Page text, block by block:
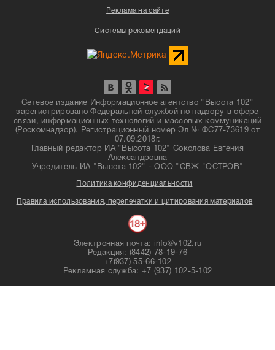
Реклама на сайте
Системы рекомендаций
Сетевое издание Информационное агентство "Высота 102"
зарегистрировано Федеральной службой по надзору в сфере
связи, информационных технологий и массовых коммуникаций
(Роскомнадзор). Регистрационный номер Эл № ФС77-73619 от
07.09.2018г.
Главный редактор ИА "Высота 102" Соколова Евгения
Александровна
Учредитель ИА "Высота 102" - ООО "СВЖ "ОСТРОВ"
Политика конфиденциальности
Правила использования, перепечатки и цитирования материалов
Электронная почта: info@v102.ru
Редакция: (8442) 78-19-76
+7(937) 55-66-102
Рекламная служба: +7 (937) 102-5-102